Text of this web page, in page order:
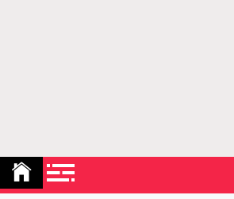
Kunda Vahini –